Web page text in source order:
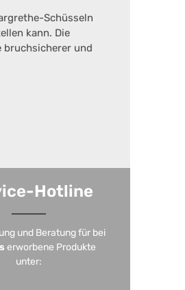
Schüsseln
kann. Die
bruchsicherer und
Hotline
und Beratung für bei
erworbene Produkte
unter: